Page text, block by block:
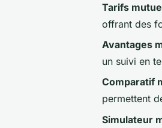
Tarifs
offrant des
Avantages
un suivi en
Comparatif
permettent
Simulateur